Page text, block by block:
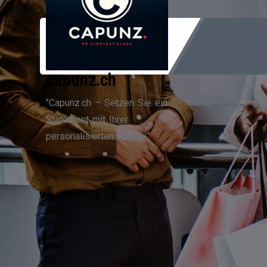
Zum
Inhalt
capunz.ch
"Capunz.ch – Setzen Sie ein
Statement mit Ihrer
personalisierten Kappe!"